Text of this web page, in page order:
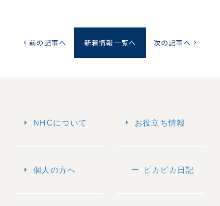
chevron_left 前の記事へ 新着情報一覧へ 次の記事へ chevron_right
arrow_right NHCについて
arrow_right 個人の方へ
arrow_right お役立ち情報
remove ピカピカ日記